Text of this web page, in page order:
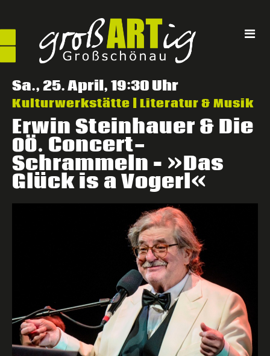
Sa., 25. April, 19:30 Uhr
Kulturwerkstätte | Literatur & Musik
Erwin Steinhauer & Die
OÖ. Concert-
Schrammeln – »Das
Glück is a Vogerl«